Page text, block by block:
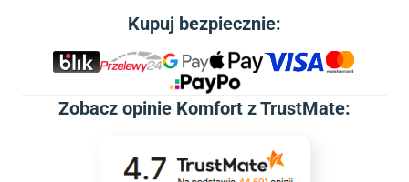
Kupuj bezpiecznie:
Zobacz opinie Komfort z TrustMate: